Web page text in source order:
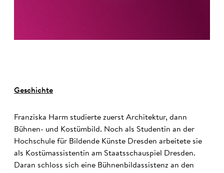
Geschichte
Franziska Harm studierte zuerst Architektur, dann
Bühnen- und Kostümbild. Noch als Studentin an der
Hochschule für Bildende Künste Dresden arbeitete sie
als Kostümassistentin am Staatsschauspiel Dresden.
Daran schloss sich eine Bühnenbildassistenz an den